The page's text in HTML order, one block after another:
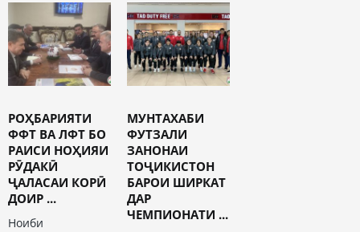
РОҲБАРИЯТИ
ФФТ ВА ЛФТ БО
РАИСИ НОҲИЯИ
РӮДАКӢ
ҶАЛАСАИ КОРӢ
ДОИР ...
Ноиби
МУНТАХАБИ
ФУТЗАЛИ
ЗАНОНАИ
ТОҶИКИСТОН
БАРОИ ШИРКАТ
ДАР
ЧЕМПИОНАТИ ...